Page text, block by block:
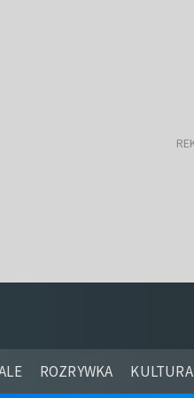
ROZRYWKA KULTURA